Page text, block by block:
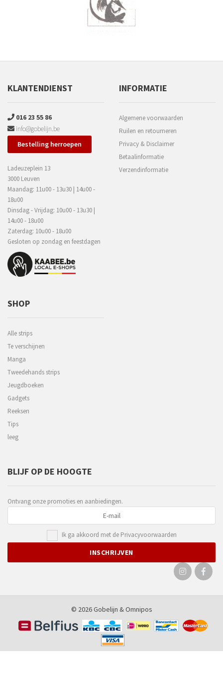
KLANTENDIENST
016 23 55 86
info@gobelijn.be
Bestelling herroepen
Ladeuzeplein 13
3000 Leuven
Maandag: 11u00 - 13u30 | 14u00 -
18u00
Dinsdag - Vrijdag: 10u00 - 13u30 |
14u00 - 18u00
Zaterdag: 10u00 - 18u00
Gesloten op zondag en feestdagen
INFORMATIE
Algemene voorwaarden
Ruilen en retourneren
Privacy & Disclaimer
Betaalinformatie
Verzendinformatie
SHOP
Alle strips
Te verschijnen
Manga
Tweedehands strips
Jeugdboeken
Gadgets
Reeksen
Tips
leeg
BLIJF OP DE HOOGTE
Ontvang onze promoties en aanbiedingen.
Ik ga akkoord met de Privacyvoorwaarden
© 2026 Gobelijn &Omnipos